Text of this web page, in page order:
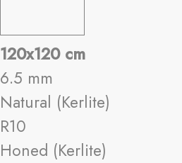
120x120 cm
6.5 mm
Natural (Kerlite)
R10
Honed (Kerlite)